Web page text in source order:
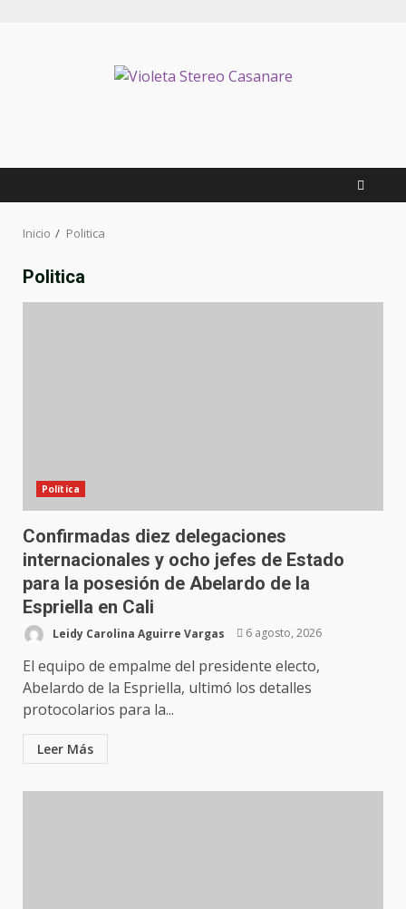
Inicio Politica
Politica
Política
Confirmadas diez delegaciones
internacionales y ocho jefes de Estado
para la posesión de Abelardo de la
Espriella en Cali
Leidy Carolina Aguirre Vargas 6 agosto, 2026
El equipo de empalme del presidente electo,
Abelardo de la Espriella, ultimó los detalles
protocolarios para la...
Leer Más